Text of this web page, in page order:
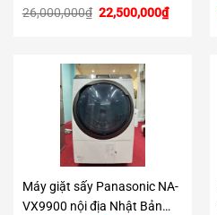
(hàng lướt)
26,000,000₫ Giá
gốc
22,500,000₫Giá
hiện
Máy giặt sấy Panasonic NA-
VX9900 nội địa Nhật Bản